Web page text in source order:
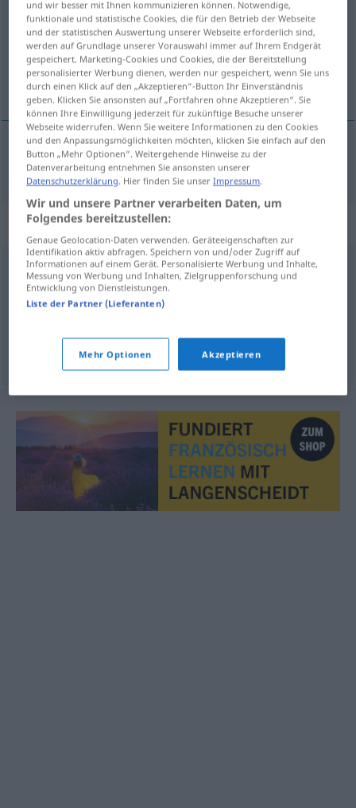
Übersicht aller Übersetzungen
(Für mehr Details die Übersetzung anklicken/antippen)
flackern
flackern papilloteryeux
Synonyme für "papilloter"
briller,rayonner,luire,reluire,resplendir,étinceler
flamboyer,scintiller,chatoyer
© myThes Dicollecte
und wir besser mit Ihnen kommunizieren können. Notwendige,
funktionale und statistische Cookies, die für den Betrieb der Webseite
und der statistischen Auswertung unserer Webseite erforderlich sind,
werden auf Grundlage unserer Vorauswahl immer auf Ihrem Endgerät
gespeichert. Marketing-Cookies und Cookies, die der Bereitstellung
personalisierter Werbung dienen, werden nur gespeichert, wenn Sie uns
durch einen Klick auf den „Akzeptieren“-Button Ihr Einverständnis
geben. Klicken Sie ansonsten auf „Fortfahren ohne Akzeptieren“. Sie
können Ihre Einwilligung jederzeit für zukünftige Besuche unserer
Webseite widerrufen. Wenn Sie weitere Informationen zu den Cookies
und den Anpassungsmöglichkeiten möchten, klicken Sie einfach auf den
Button „Mehr Optionen“. Weitergehende Hinweise zu der
Datenverarbeitung entnehmen Sie ansonsten unserer
Datenschutzerklärung . Hier finden Sie unserImpressum
Wir und unsere Partner verarbeiten Daten, um
Folgendes bereitzustellen:
Genaue Geolocation-Daten verwenden. Geräteeigenschaften zur
Identifikation aktiv abfragen. Speichern von und/oder Zugriff auf
Informationen auf einem Gerät. Personalisierte Werbung und Inhalte,
Messung von Werbung und Inhalten, Zielgruppenforschung und
Entwicklung von Dienstleistungen.
Liste der Partner (Lieferanten)
Mehr Optionen Akzeptieren